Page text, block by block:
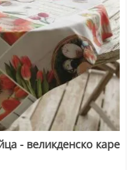
- великденско каре